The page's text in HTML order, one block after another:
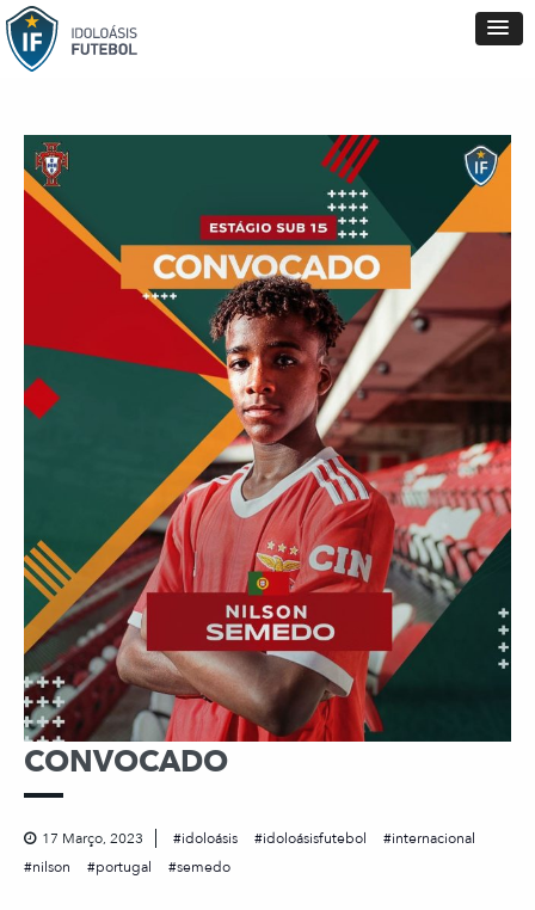
CONVOCADO
17 Março, 2023 idoloásis idoloásisfutebol
internacional
nilson
portugal semedo